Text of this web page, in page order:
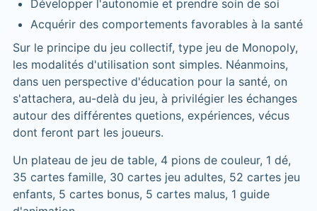
Développer l'autonomie et prendre soin de soi
Acquérir des comportements favorables à la santé
Sur le principe du jeu collectif, type jeu de Monopoly,
les modalités d'utilisation sont simples. Néanmoins,
dans uen perspective d'éducation pour la santé, on
s'attachera, au-delà du jeu, à privilégier les échanges
autour des différentes quetions, expériences, vécus
dont feront part les joueurs.
Un plateau de jeu de table, 4 pions de couleur, 1 dé,
35 cartes famille, 30 cartes jeu adultes, 52 cartes jeu
enfants, 5 cartes bonus, 5 cartes malus, 1 guide